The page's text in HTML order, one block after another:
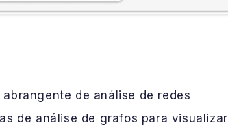
de análise de redes
de análise de grafos para visualizar